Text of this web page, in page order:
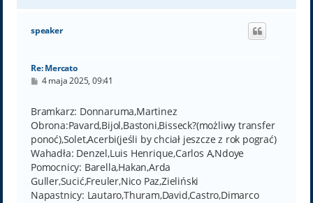
g
speaker
Re: Mercato
P
t
4 maja 2025, 09:41
Bramkarz: Donnaruma,Martinez
Obrona:Pavard,Bijol,Bastoni,Bisseck?(możliwy transfer
ponoć),Solet,Acerbi(jeśli by chciał jeszcze z rok pograć)
Wahadła: Denzel,Luis Henrique,Carlos A,Ndoye
Pomocnicy: Barella,Hakan,Arda
Guller,Sucić,Freuler,Nico Paz,Zieliński
Napastnicy: Lautaro,Thuram,David,Castro,Dimarco